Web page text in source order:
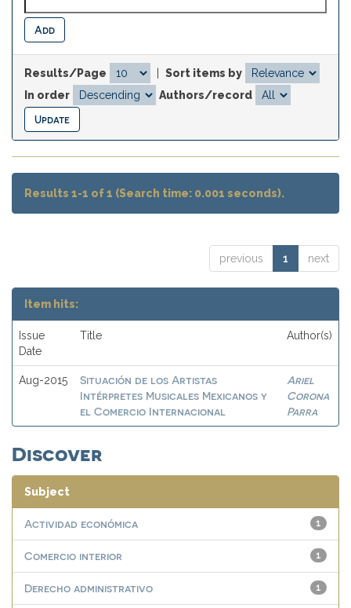
Results/Page
Sort items by
In order
Authors/record
Results 1-1 of 1 (Search time: 0.001 seconds).
previous 1 next
Item hits:
Issue
Date
Title Author(s)
Aug-2015
Situación de los Artistas
Intérpretes Musicales Mexicanos y
el Comercio Internacional
Ariel
Corona
Parra
Discover
Subject
1
Actividad económica
1
Comercio interior
1
Derecho administrativo